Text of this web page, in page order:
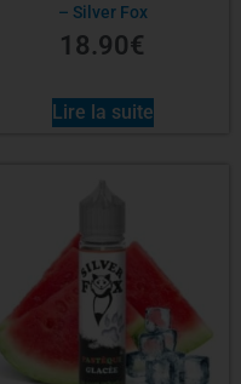
– Silver Fox
18.90€
Lire la suite